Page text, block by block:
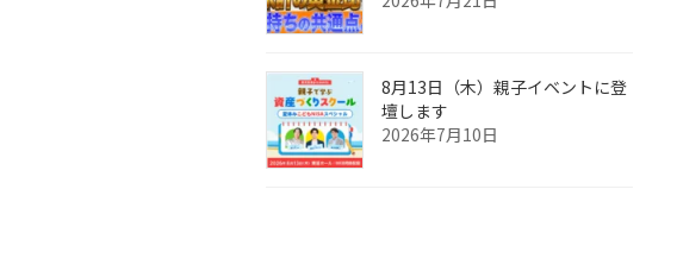
8月13日（木）親子イベントに登
壇します
2026年7月10日